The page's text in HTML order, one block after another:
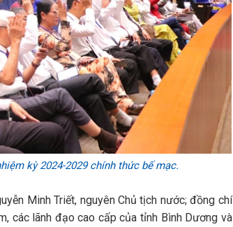
kỳ 2024-2029 chính thức bế mạc.
Minh Triết, nguyên Chủ tịch nước; đồng chí
các lãnh đạo cao cấp của tỉnh Bình Dương và